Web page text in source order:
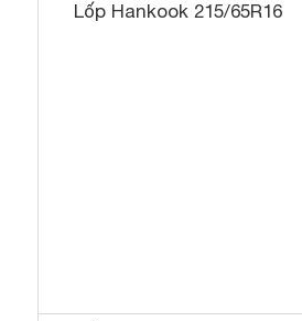
Lốp Hankook 215/65R16